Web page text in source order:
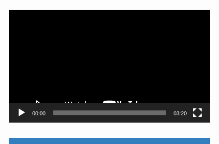
00:00 03:20